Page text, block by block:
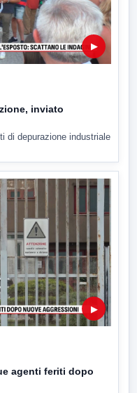
▶
inviato
di depurazione industriale
▶
agenti feriti dopo